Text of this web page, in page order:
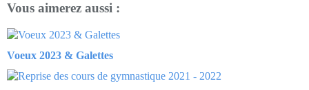
Vous aimerez aussi :
Voeux 2023 & Galettes